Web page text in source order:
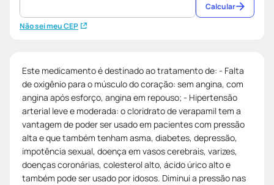
Não sei meu CEP
Calcular
Este medicamento é destinado ao tratamento de: - Falta
de oxigênio para o músculo do coração: sem angina, com
angina após esforço, angina em repouso; - Hipertensão
arterial leve e moderada: o cloridrato de verapamil tem a
vantagem de poder ser usado em pacientes com pressão
alta e que também tenham asma, diabetes, depressão,
impotência sexual, doença em vasos cerebrais, varizes,
doenças coronárias, colesterol alto, ácido úrico alto e
também pode ser usado por idosos. Diminui a pressão nas